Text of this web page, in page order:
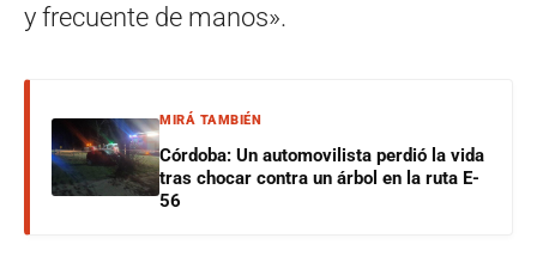
y frecuente de manos».
MIRÁ TAMBIÉN
Córdoba: Un automovilista perdió la vida
tras chocar contra un árbol en la ruta E-
56